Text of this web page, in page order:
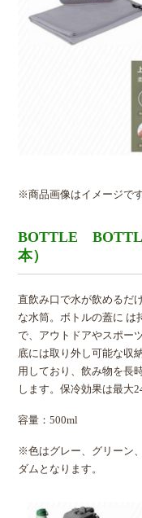
※商品画像はイメージで
BOTTLE
本）
直飲み口で水が飲めるだ
な水筒。ボトルの蓋に は
で、アウトドアやスポー
底には取り外し可能な収
用しており、飲み物を長
します。保冷効果は最大
容量：500ml
※色はグレー、グリーン
ダムとなります。